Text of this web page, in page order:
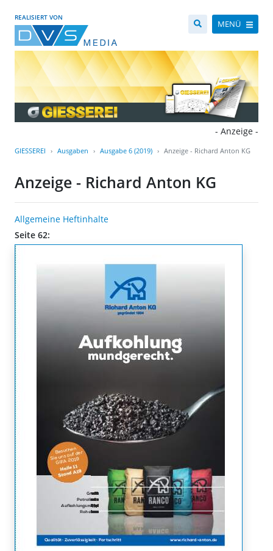
REALISIERT VON
MENÜ
- Anzeige -
GIESSEREI Ausgaben Ausgabe 6 (2019) Anzeige - Richard Anton KG
Anzeige - Richard Anton KG
Allgemeine Heftinhalte
Seite 62: